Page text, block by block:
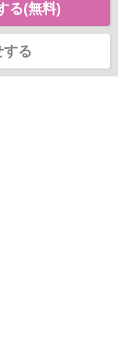
る(無料)
する